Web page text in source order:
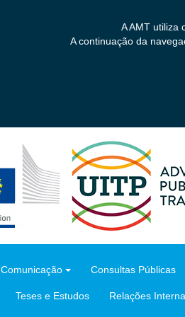
A AMT utiliza
A continuação da
Comunicação Consultas Públicas
Teses e Estudos Relações